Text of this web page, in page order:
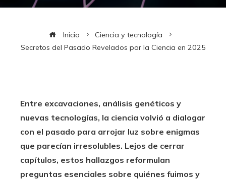
Inicio
Ciencia y tecnología
Secretos del Pasado Revelados por la Ciencia en 2025
Entre excavaciones, análisis genéticos y
nuevas tecnologías, la ciencia volvió a dialogar
con el pasado para arrojar luz sobre enigmas
que parecían irresolubles. Lejos de cerrar
capítulos, estos hallazgos reformulan
preguntas esenciales sobre quiénes fuimos y